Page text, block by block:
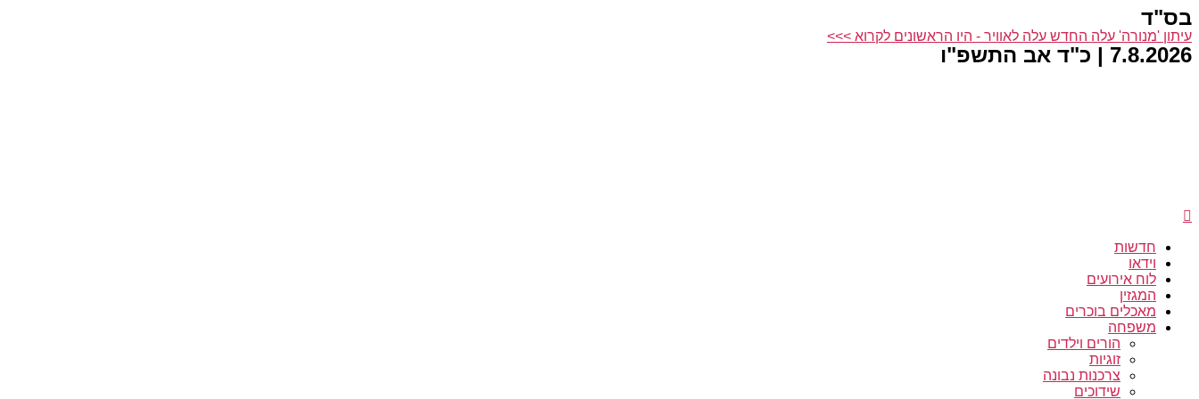
דלג
לתוכן
בס"ד
עיתון 'מנורה' עלה החדש עלה לאוויר - היו הראשונים לקרוא >>>
7.8.2026 | כ"ד אב התשפ"ו
חדשות
וידאו
לוח אירועים
המגזין
מאכלים בוכרים
משפחה
הורים וילדים
זוגיות
צרכנות נבונה
שידוכים